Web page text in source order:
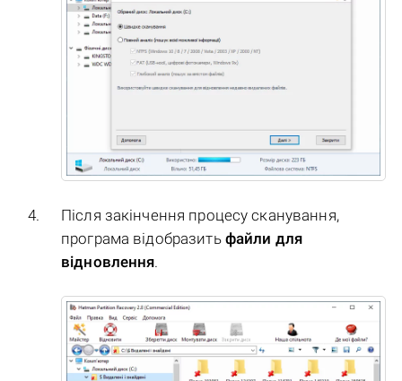
Після закінчення процесу сканування,
програма відобразить файли для
відновлення.